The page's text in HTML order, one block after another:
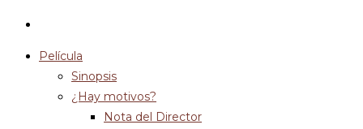
Película
Sinopsis
¿Hay motivos?
Nota del Director